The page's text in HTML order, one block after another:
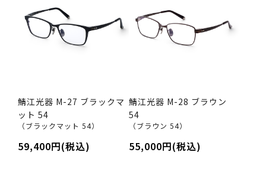
鯖江光器 M-27 ブラックマ
ット 54
（ブラックマット 54）
59,400円(税込)
鯖江光器 M-28 ブラウン
54
（ブラウン 54）
55,000円(税込)